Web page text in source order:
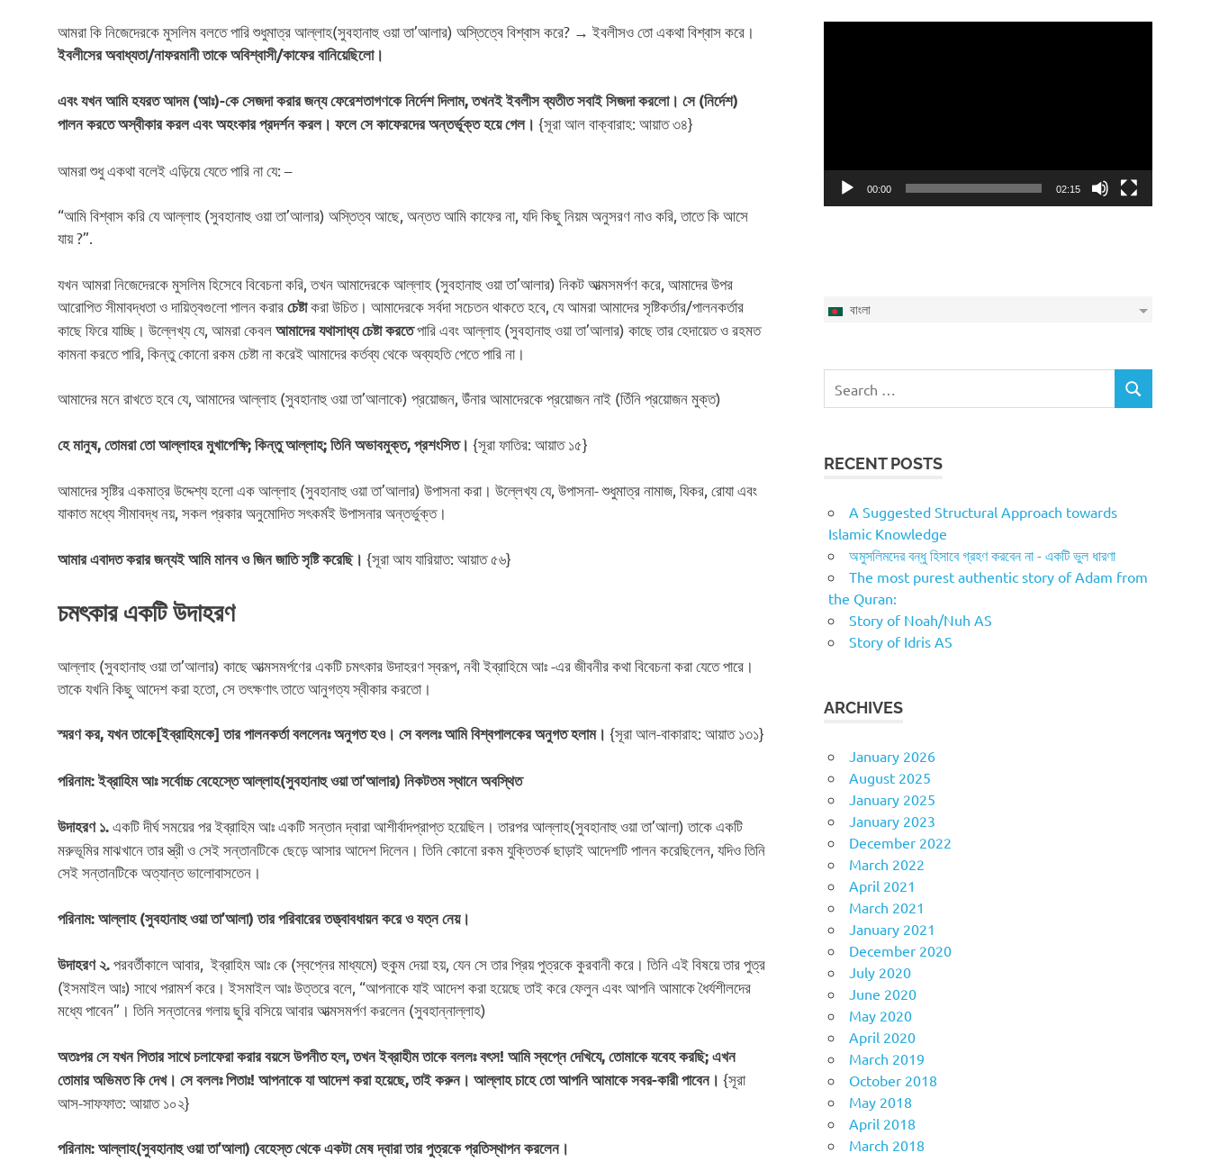
আমরা কি নিজেদেরকে মুসলিম বলতে পারি শুধুমাত্র আল্লাহ(সুবহানাহু ওয়া তা’আলার) অস্তিত্বে বিশ্বাস করে? → ইবলীসও তো একথা বিশ্বাস করে।
ইবলীসের অবাধ্যতা/নাফরমানী তাকে অবিশ্বাসী/কাফের বানিয়েছিলো।
এবং যখন আমি হযরত আদম (আঃ)-কে সেজদা করার জন্য ফেরেশতাগণকে নির্দেশ দিলাম, তখনই ইবলীস ব্যতীত সবাই সিজদা করলো। সে (নির্দেশ)
পালন করতে অস্বীকার করলএবং অহংকার প্রদর্শন করল। ফলে সে কাফেরদের অন্তর্ভূক্ত হয়ে গেল। {সূরা আল বাক্বারাহ: আয়াত ৩৪}
আমরা শুধু একথা বলেই এড়িয়ে যেতে পারি না যে: –
“আমি বিশ্বাস করি যে আল্লাহ (সুবহানাহু ওয়া তা’আলার) অস্তিত্ব আছে, অন্তত আমি কাফের না, যদি কিছু নিয়ম অনুসরণ নাও করি, তাতে কি আসে
যায় ?”.
যখন আমরা নিজেদেরকে মুসলিম হিসেবে বিবেচনা করি, তখন আমাদেরকে আল্লাহ (সুবহানাহু ওয়া তা’আলার) নিকট আত্মসমর্পণ করে, আমাদের উপর
আরোপিত সীমাবদ্ধতা ও দায়িত্বগুলো পালন করারচেষ্টাকরা উচিত। আমাদেরকে সর্বদা সচেতন থাকতে হবে, যে আমরা আমাদের সৃষ্টিকর্তার/পালনকর্তার
কাছে ফিরে যাচ্ছি। উল্লেখ্য যে, আমরা কেবলআমাদের যথাসাধ্য চেষ্টা করতেপারি এবং আল্লাহ (সুবহানাহু ওয়া তা’আলার) কাছে তার হেদায়েত ও রহমত
কামনা করতে পারি, কিন্তু কোনো রকম চেষ্টা না করেই আমাদের কর্তব্য থেকে অব্যহতি পেতে পারি না।
আমাদের মনে রাখতে হবে যে, আমাদের আল্লাহ (সুবহানাহু ওয়া তা’আলাকে) প্রয়োজন, উঁনার আমাদেরকে প্রয়োজন নাই (তিঁনি প্রয়োজন মুক্ত)
হে মানুষ, তোমরা তো আল্লাহর মুখাপেক্ষি; কিন্তু আল্লাহ; তিনি অভাবমুক্ত, প্রশংসিত। {সূরা ফাতির: আয়াত ১৫}
আমাদের সৃষ্টির একমাত্র উদ্দেশ্য হলো এক আল্লাহ (সুবহানাহু ওয়া তা’আলার) উপাসনা করা। উল্লেখ্য যে, উপাসনা- শুধুমাত্র নামাজ, যিকর, রোযা এবং
যাকাত মধ্যে সীমাবদ্ধ নয়, সকল প্রকার অনুমোদিত সৎকর্মই উপাসনার অন্তর্ভুক্ত।
আমার এবাদত করার জন্যই আমি মানব ও জিন জাতি সৃষ্টি করেছি। {সূরা আয যারিয়াত: আয়াত ৫৬}
চমৎকার একটি উদাহরণ
আল্লাহ (সুবহানাহু ওয়া তা’আলার) কাছে আত্মসমর্পণের একটি চমৎকার উদাহরণ স্বরূপ, নবী ইব্রাহিমে আঃ -এর জীবনীর কথা বিবেচনা করা যেতে পারে।
তাকে যখনি কিছু আদেশ করা হতো, সে তৎক্ষণাৎ তাতে আনুগত্য স্বীকার করতো।
স্মরণ কর, যখন তাকে[ইব্রাহিমকে] তার পালনকর্তা বললেনঃ অনুগত হও। সে বললঃ আমি বিশ্বপালকের অনুগত হলাম। {সূরা আল-বাকারাহ: আয়াত ১৩১}
পরিনাম: ইব্রাহিম আঃ সর্বোচ্চ বেহেস্তে আল্লাহ(সুবহানাহু ওয়া তা’আলার) নিকটতম স্থানে অবস্থিত
উদাহরণ ১.একটি দীর্ঘ সময়ের পর ইব্রাহিম আঃ একটি সন্তান দ্বারা আশীর্বাদপ্রাপ্ত হয়েছিল। তারপর আল্লাহ(সুবহানাহু ওয়া তা’আলা) তাকে একটি
মরুভূমির মাঝখানে তার স্ত্রী ও সেই সন্তানটিকে ছেড়ে আসার আদেশ দিলেন। তিনি কোনো রকম যুক্তিতর্ক ছাড়াই আদেশটি পালন করেছিলেন, যদিও তিনি
সেই সন্তানটিকে অত্যান্ত ভালোবাসতেন।
পরিনাম: আল্লাহ (সুবহানাহু ওয়া তা’আলা) তার পরিবারের তত্ত্বাবধায়ন করে ও যত্ন নেয়।
উদাহরণ ২.পরবর্তীকালে আবার, ইব্রাহিম আঃ কে (স্বপ্নের মাধ্যমে) হুকুম দেয়া হয়, যেন সে তার প্রিয় পুত্রকে কুরবানী করে। তিনি এই বিষয়ে তার পুত্র
(ইসমাইল আঃ) সাথে পরামর্শ করে। ইসমাইল আঃ উত্তরে বলে, “আপনাকে যাই আদেশ করা হয়েছে তাই করে ফেলুন এবং আপনি আমাকে ধৈর্যশীলদের
মধ্যে পাবেন”। তিনি সন্তানের গলায় ছুরি বসিয়ে আবার আত্মসমর্পণ করলেন (সুবহান্নাল্লাহ)
অতঃপর সে যখন পিতার সাথে চলাফেরা করার বয়সে উপনীত হল, তখন ইব্রাহীম তাকে বললঃ বৎস! আমি স্বপ্নে দেখিযে, তোমাকে যবেহ করছি; এখন
তোমার অভিমত কি দেখ। সে বললঃ পিতাঃ! আপনাকে যা আদেশ করা হয়েছে, তাই করুন। আল্লাহ চাহে তো আপনি আমাকে সবর-কারী পাবেন। {সূরা
আস-সাফফাত: আয়াত ১০২}
পরিনাম: আল্লাহ(সুবহানাহু ওয়া তা’আলা) বেহেস্ত থেকে একটা মেষ দ্বারা তার পুত্রকে প্রতিস্থাপন করলেন।
00:00 02:15
বাংলা
for:
SEARCH
RECENT POSTS
A Suggested Structural Approach towards
Islamic Knowledge
অমুসলিমদের বন্ধু হিসাবে গ্রহণ করবেন না - একটি ভুল ধারণা
The most purest authentic story of Adam from
the Quran:
Story of Noah/Nuh AS
Story of Idris AS
ARCHIVES
January 2026
August 2025
January 2025
January 2023
December 2022
March 2022
April 2021
March 2021
January 2021
December 2020
July 2020
June 2020
May 2020
April 2020
March 2019
October 2018
May 2018
April 2018
March 2018